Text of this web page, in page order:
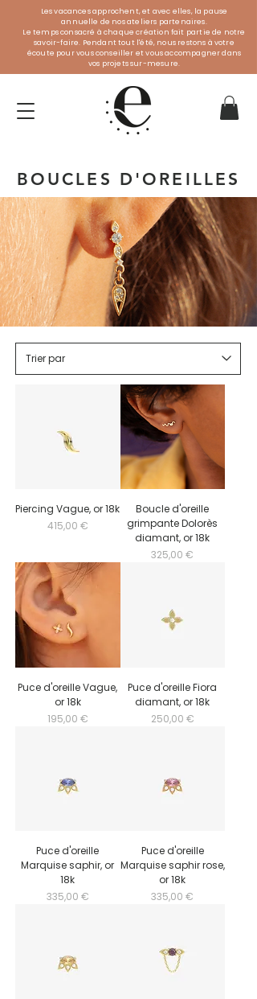
Les vacances approchent, et avec elles, la pause
annuelle de nos ateliers partenaires.
Le temps consacré à chaque création fait partie de notre
savoir-faire. Pendant tout l'été, nous restons à votre
écoute pour vous conseiller et vous accompagner dans
vos projets sur-mesure.
BOUCLES D'OREILLES
Piercing Vague, or 18k
Prix
415,00 €
Boucle d'oreille
grimpante Dolorès
diamant, or 18k
Prix
325,00 €
Puce d'oreille Vague,
or 18k
Prix
195,00 €
Puce d'oreille Fiora
diamant, or 18k
Prix
250,00 €
Puce d'oreille
Marquise saphir, or
18k
Prix
335,00 €
Puce d'oreille
Marquise saphir rose,
or 18k
Prix
335,00 €